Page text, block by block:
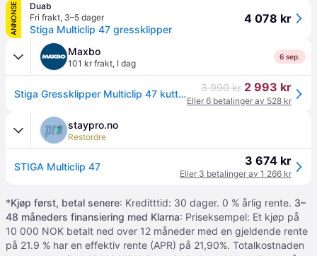
ANNONSE
Duab
Fri frakt, 3–5 dager
Stiga Multiclip 47 gressklipper
4 078 kr
Maxbo
101 kr frakt, I dag
6 sep.
Stiga Gressklipper Multiclip 47 kuttbredde: 450mm effekt: 1900w 3 990 kr 2 993 kr
Eller 6 betalinger av 528 kr
staypro.no
Restordre
STIGA Multiclip 47 3 674 kr
Eller 3 betalinger av 1 266 kr
*Kjøp først, betal senere: Kreditttid: 30 dager. 0 % årlig rente. 3–
48 måneders finansiering med Klarna: Priseksempel: Et kjøp på
10 000 NOK betalt ned over 12 måneder med en gjeldende rente
på 21.9 % har en effektiv rente (APR) på 21,90%. Totalkostnaden